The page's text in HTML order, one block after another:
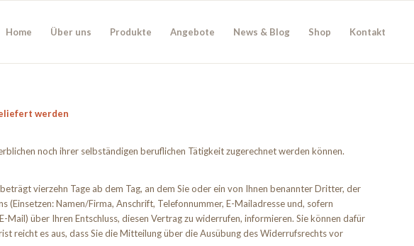
Home Über uns Produkte Angebote News & Blog Shop Kontakt
werden
noch ihrer selbständigen beruflichen Tätigkeit zugerechnet werden können.
vierzehn Tage ab dem Tag, an dem Sie oder ein von Ihnen benannter Dritter, der
Namen/Firma, Anschrift, Telefonnummer, E-Mailadresse und, sofern
über Ihren Entschluss, diesen Vertrag zu widerrufen, informieren. Sie können dafür
reicht es aus, dass Sie die Mitteilung über die Ausübung des Widerrufsrechts vor